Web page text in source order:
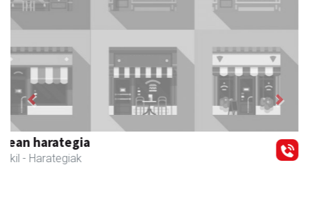
Zizurkilgo Udala
Zizurkil - Udaletxeak
Previous